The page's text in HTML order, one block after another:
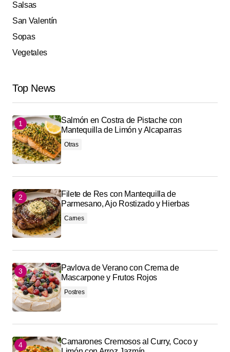
Salsas
San Valentín
Sopas
Vegetales
Top News
Salmón en Costra de Pistache con
Mantequilla de Limón y Alcaparras
Otras
Filete de Res con Mantequilla de
Parmesano, Ajo Rostizado y Hierbas
Carnes
Pavlova de Verano con Crema de
Mascarpone y Frutos Rojos
Postres
Camarones Cremosos al Curry, Coco y